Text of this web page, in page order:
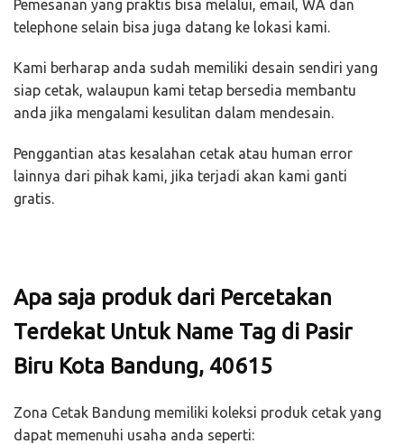
Pemesanan yang praktis bisa melalui, email, WA dan
telephone selain bisa juga datang ke lokasi kami.
Kami berharap anda sudah memiliki desain sendiri yang
siap cetak, walaupun kami tetap bersedia membantu
anda jika mengalami kesulitan dalam mendesain.
Penggantian atas kesalahan cetak atau human error
lainnya dari pihak kami, jika terjadi akan kami ganti
gratis.
Apa saja produk dari Percetakan
Terdekat Untuk Name Tag di Pasir
Biru Kota Bandung, 40615
Zona Cetak Bandung memiliki koleksi produk cetak yang
dapat memenuhi usaha anda seperti: